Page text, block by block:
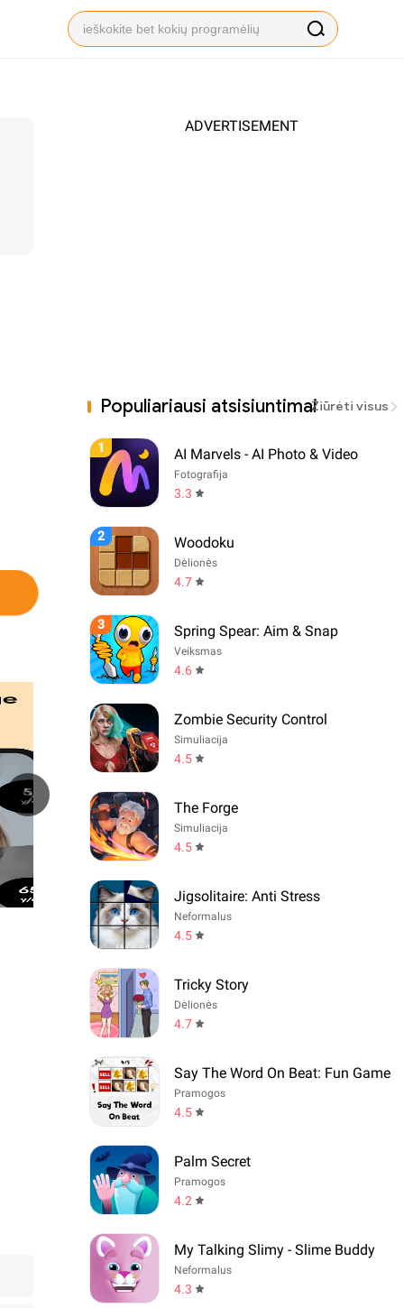
ADVERTISEMENT
Populiariausi atsisiuntimaiŽiūrėti visus
1 AI Marvels - AI Photo & Video
Fotografija
3.3
2 Woodoku
Dėlionės
4.7
3 Spring Spear: Aim & Snap
Veiksmas
4.6
Zombie Security Control
Simuliacija
4.5
The Forge
Simuliacija
4.5
Jigsolitaire: Anti Stress
Neformalus
4.5
Tricky Story
Dėlionės
4.7
Say The Word On Beat: Fun Game
Pramogos
4.5
Palm Secret
Pramogos
4.2
My Talking Slimy - Slime Buddy
Neformalus
4.3